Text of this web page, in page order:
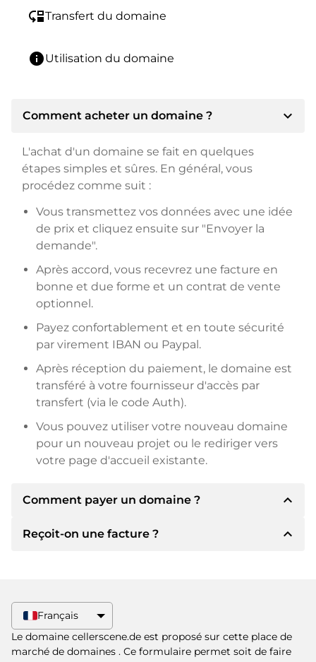
move_downTransfert du domaine
infoUtilisation du domaine
Comment acheter un domaine ? expand_more
L'achat d'un domaine se fait en quelques
étapes simples et sûres. En général, vous
procédez comme suit :
Vous transmettez vos données avec une idée
de prix et cliquez ensuite sur "Envoyer la
demande".
Après accord, vous recevrez une facture en
bonne et due forme et un contrat de vente
optionnel.
Payez confortablement et en toute sécurité
par virement IBAN ou Paypal.
Après réception du paiement, le domaine est
transféré à votre fournisseur d'accès par
transfert (via le code Auth).
Vous pouvez utiliser votre nouveau domaine
pour un nouveau projet ou le rediriger vers
votre page d'accueil existante.
Comment payer un domaine ? expand_less
Après un accord, le titulaire vous
proposera Paypal ou d'autres méthodes de
paiement.
Veuillez toujours mentionner le nom de
Reçoit-on une facture ? expand_less
élevé, vous recevrez également un contrat de
vente supplémentaire si vous le souhaitez.
Français
Le domaine cellerscene.de est proposé sur cette place de
marché de domaines . Ce formulaire permet soit de faire